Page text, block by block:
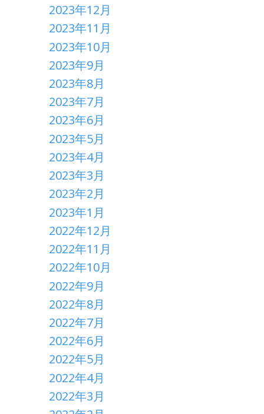
2023年12月
2023年11月
2023年10月
2023年9月
2023年8月
2023年7月
2023年6月
2023年5月
2023年4月
2023年3月
2023年2月
2023年1月
2022年12月
2022年11月
2022年10月
2022年9月
2022年8月
2022年7月
2022年6月
2022年5月
2022年4月
2022年3月